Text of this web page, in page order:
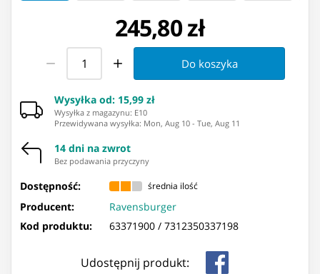
245,80 zł
Do koszyka
Wysyłka od: 15,99 zł
Wysyłka z magazynu: ⁨E10⁩
Przewidywana wysyłka: Mon, Aug 10 - Tue, Aug 11
14 dni na zwrot
Bez podawania przyczyny
Dostępność: średnia ilość
Producent:
Ravensburger
Kod produktu:
63371900 / 7312350337198
Udostępnij produkt: